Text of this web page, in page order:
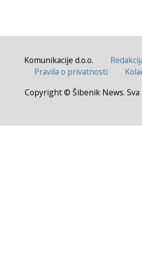
Komunikacije d.o.o.
Pravila o privatnosti
Copyright © Šibenik News. Sva